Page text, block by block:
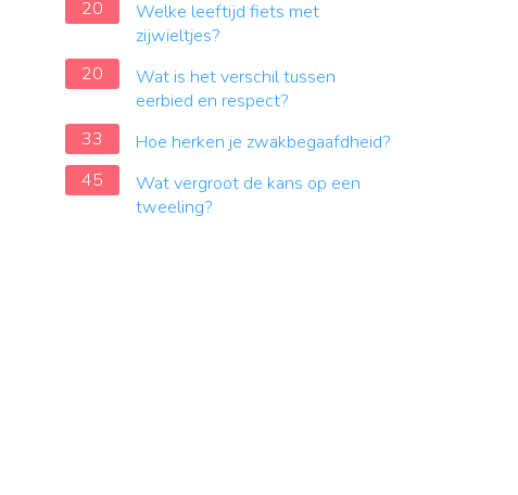
20
Welke leeftijd fiets met
zijwieltjes?
20
Wat is het verschil tussen
eerbied en respect?
33
Hoe herken je zwakbegaafdheid?
45
Wat vergroot de kans op een
tweeling?